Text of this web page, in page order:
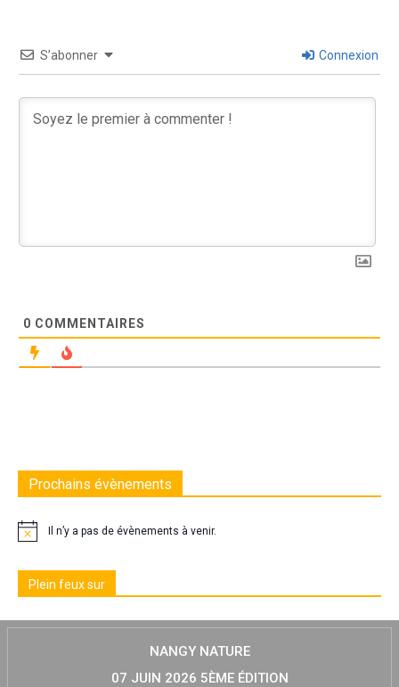
S’abonner Connexion
0 COMMENTAIRES
Prochains évènements
Il n’y a pas de évènements à venir.
Plein feux sur
NANGY NATURE
07 JUIN 2026 5ÈME ÉDITION